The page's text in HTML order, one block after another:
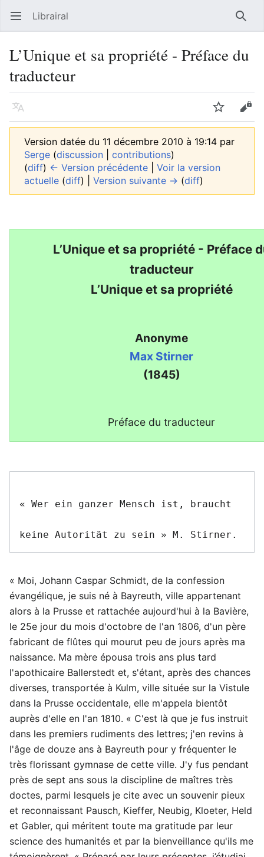
Ouvrir le menu principal Librairal
L’Unique et sa propriété - Préface du
traducteur
Langue Suivre
Version datée du 11 décembre 2010 à 19:14 par
Serge (discussion contributions)
(diff) ← Version précédente
Voir la version
actuelle (diff) | Version suivante → (diff)
L’Unique et sa propriété - Préface
traducteur
L’Unique et sa propriété
Anonyme
Max Stirner
(1845)
Préface du traducteur
« Wer ein ganzer Mensch ist, braucht
« Moi, Johann Caspar Schmidt, de la confession
évangélique, je suis né à Bayreuth, ville appartenant
alors à la Prusse et rattachée aujourd'hui à la Bavière,
le 25e jour du mois d'octobre de l'an 1806, d'un père
fabricant de flûtes qui mourut peu de jours après ma
naissance. Ma mère épousa trois ans plus tard
l'apothicaire Ballerstedt et, s'étant, après des chances
diverses, transportée à Kulm, ville située sur la Vistule
dans la Prusse occidentale, elle m'appela bientôt
auprès d'elle en l'an 1810. « C'est là que je fus instruit
dans les premiers rudiments des lettres; j'en revins à
l'âge de douze ans à Bayreuth pour y fréquenter le
très florissant gymnase de cette ville. J'y fus pendant
près de sept ans sous la discipline de maîtres très
doctes, parmi lesquels je cite avec un souvenir pieux
et reconnaissant Pausch, Kieffer, Neubig, Kloeter, Held
et Gabler, qui méritent toute ma gratitude par leur
science des humanités et par la bienveillance qu'ils me